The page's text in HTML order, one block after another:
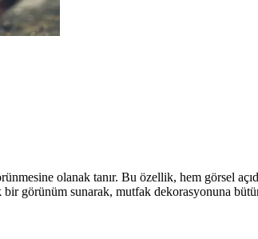
olanak tanır. Bu özellik, hem görsel
görünüm sunarak, mutfak dekorasyonuna